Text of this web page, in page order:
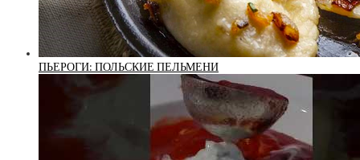
ПЬЕРОГИ: ПОЛЬСКИЕ ПЕЛЬМЕНИ